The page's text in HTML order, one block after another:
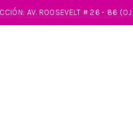
AV. ROOSEVELT # 26 - 86